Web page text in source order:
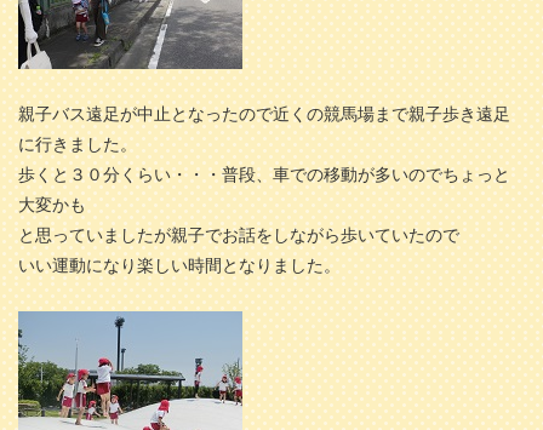
親子バス遠足が中止となったので近くの競馬場まで親子歩き遠足
に行きました。
歩くと３０分くらい・・・普段、車での移動が多いのでちょっと
大変かも
と思っていましたが親子でお話をしながら歩いていたので
いい運動になり楽しい時間となりました。